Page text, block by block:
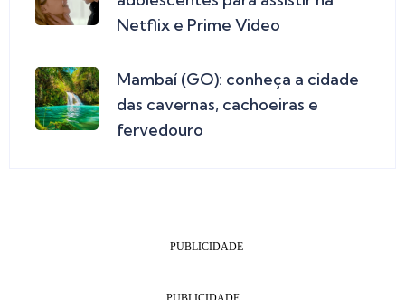
Netflix e Prime Video
Mambaí (GO): conheça a cidade
das cavernas, cachoeiras e
fervedouro